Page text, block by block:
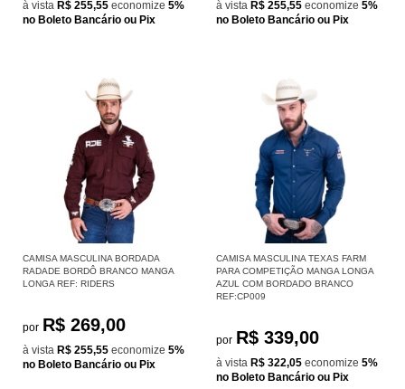
à vista R$ 255,55 economize 5%
no Boleto Bancário ou Pix
à vista R$ 255,55 economize 5%
no Boleto Bancário ou Pix
CAMISA MASCULINA BORDADA
RADADE BORDÔ BRANCO MANGA
LONGA REF: RIDERS
por R$ 269,00
à vista R$ 255,55 economize 5%
no Boleto Bancário ou Pix
CAMISA MASCULINA TEXAS FARM
PARA COMPETIÇÃO MANGA LONGA
AZUL COM BORDADO BRANCO
REF:CP009
por R$ 339,00
à vista R$ 322,05 economize 5%
no Boleto Bancário ou Pix